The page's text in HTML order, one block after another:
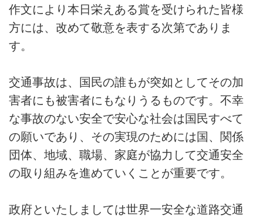
作文により本日栄えある賞を受けられた皆様
方には、改めて敬意を表する次第でありま
す。
交通事故は、国民の誰もが突如としてその加
害者にも被害者にもなりうるものです。不幸
な事故のない安全で安心な社会は国民すべて
の願いであり、その実現のためには国、関係
団体、地域、職場、家庭が協力して交通安全
の取り組みを進めていくことが重要です。
政府といたしましては世界一安全な道路交通